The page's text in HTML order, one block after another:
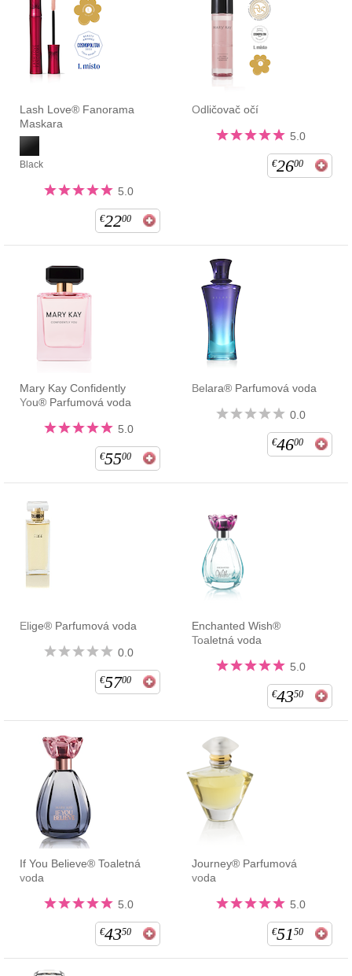
Lash Love® Fanorama
Maskara
Black
5.0
€2200
Odličovač očí
5.0
€2600
Mary Kay Confidently
You® Parfumová voda
5.0
€5500
Belara® Parfumová voda
0.0
€4600
Elige® Parfumová voda
0.0
€5700
Enchanted Wish®
Toaletná voda
5.0
€4350
If You Believe® Toaletná
voda
5.0
€4350
Journey® Parfumová
voda
5.0
€51 50